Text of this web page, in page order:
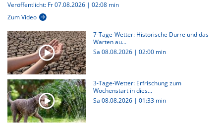
Veröffentlicht: Fr 07.08.2026 | 02:08 min
Zum Video
7-Tage-Wetter: Historische Dürre und das
Warten au...
Sa 08.08.2026 | 02:00 min
3-Tage-Wetter: Erfrischung zum
Wochenstart in dies...
Sa 08.08.2026 | 01:33 min